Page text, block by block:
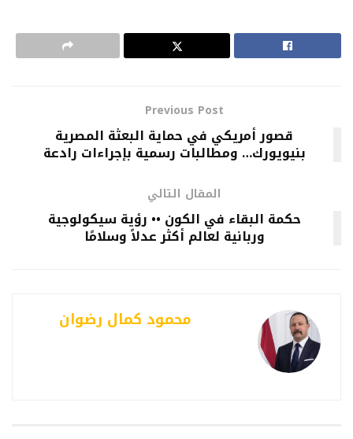
Previous Post
قصور أمريكي في حماية البعثة المصرية
بنيويورك… ومطالبات رسمية بإجراءات رادعة
المقال التالي
حكمة البقاء في الكون •• رؤية سيكولوجية
وربانية لعالم أكثر عدلاً وسلامًا
محمود كمال رضوان